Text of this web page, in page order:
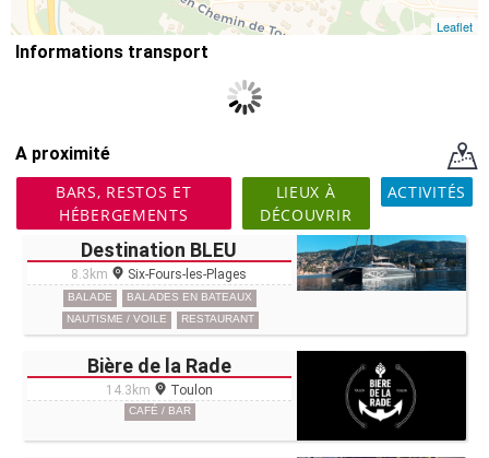
Leaflet
Informations transport
A proximité
BARS, RESTOS ET
HÉBERGEMENTS
LIEUX À
DÉCOUVRIR
ACTIVITÉS
Destination BLEU
8.3km Six-Fours-les-Plages
BALADE
BALADES EN BATEAUX
NAUTISME / VOILE
RESTAURANT
Bière de la Rade
14.3km Toulon
CAFÉ / BAR